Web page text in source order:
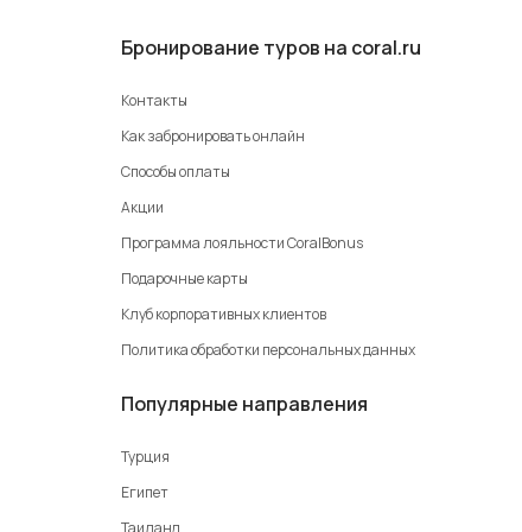
Бронирование туров на coral.ru
Контакты
Как забронировать онлайн
Способы оплаты
Акции
Программа лояльности CoralBonus
Подарочные карты
Клуб корпоративных клиентов
Политика обработки персональных данных
Популярные направления
Турция
Египет
Таиланд